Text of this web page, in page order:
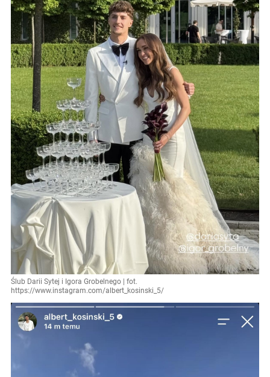
Ślub Darii Sytej i Igora Grobelnego | fot.
https://www.instagram.com/albert_kosinski_5/